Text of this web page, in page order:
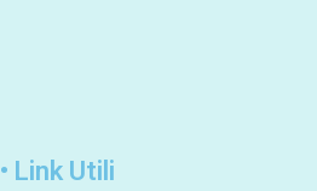
• Link Utili